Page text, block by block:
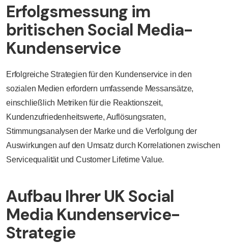
Erfolgsmessung im
britischen Social Media-
Kundenservice
Erfolgreiche Strategien für den Kundenservice in den
sozialen Medien erfordern umfassende Messansätze,
einschließlich Metriken für die Reaktionszeit,
Kundenzufriedenheitswerte, Auflösungsraten,
Stimmungsanalysen der Marke und die Verfolgung der
Auswirkungen auf den Umsatz durch Korrelationen zwischen
Servicequalität und Customer Lifetime Value.
Aufbau Ihrer UK Social
Media Kundenservice-
Strategie